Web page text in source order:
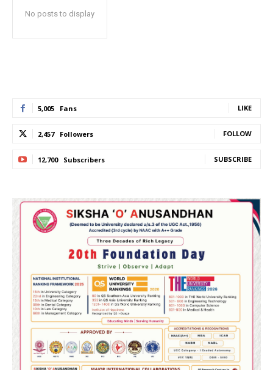
No posts to display
5,005 Fans LIKE
2,457 Followers FOLLOW
12,700 Subscribers SUBSCRIBE